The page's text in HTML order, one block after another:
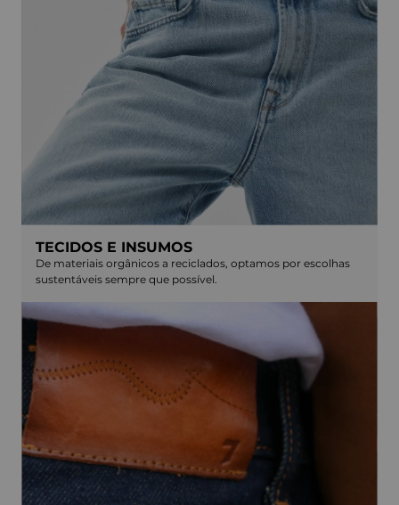
TECIDOS E INSUMOS
De materiais orgânicos a reciclados, optamos por escolhas
sustentáveis sempre que possível.